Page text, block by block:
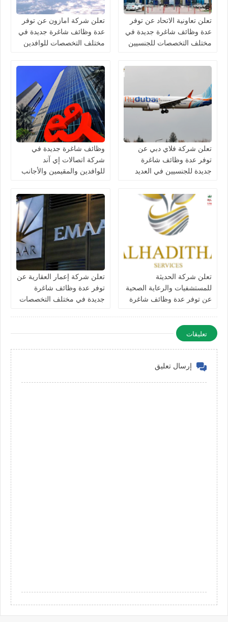
تعلن تعاونية الاتحاد عن توفر
عدة وظائف شاغرة جديدة في
مختلف التخصصات للجنسيين
تعلن شركة امازون عن توفر
عدة وظائف شاغرة جديدة في
مختلف التخصصات للوافدين
تعلن شركة فلاي دبي عن
توفر عدة وظائف شاغرة
جديدة للجنسيين في العديد
وظائف شاغرة جديدة في
شركة اتصالات إي آند
للوافدين والمقيمين والأجانب
تعلن شركة الحديثة
للمستشفيات والرعاية الصحية
عن توفر عدة وظائف شاغرة
تعلن شركة إعمار العقارية عن
توفر عدة وظائف شاغرة
جديدة في مختلف التخصصات
تعليقات
إرسال تعليق